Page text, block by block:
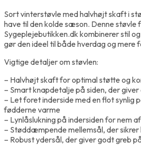
Sort vinterstøvle med halvhøjt skaft i
have til den kolde sæson. Denne støvle
Sygeplejebutikken.dk kombinerer stil
gør den ideel til både hverdag og mere
Vigtige detaljer om støvlen:
– Halvhøjt skaft for optimal støtte og
– Smart knapdetalje på siden, der
– Let foret inderside med en flot synlig
fødderne varme
– Lynlåslukning på indersiden for nem
– Støddæmpende mellemsål, der
– Robust ydersål, der giver godt greb